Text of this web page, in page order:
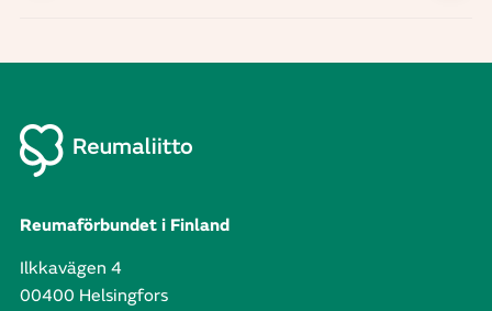
Reumaförbundet i Finland
Ilkkavägen 4
00400 Helsingfors